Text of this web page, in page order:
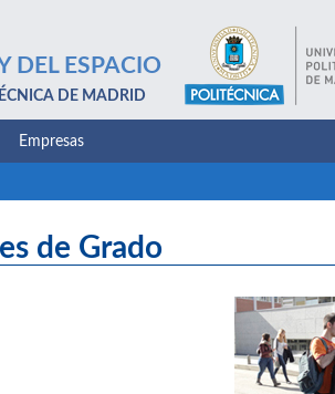
DEL ESPACIO
DE MADRID
Empresas
de Grado